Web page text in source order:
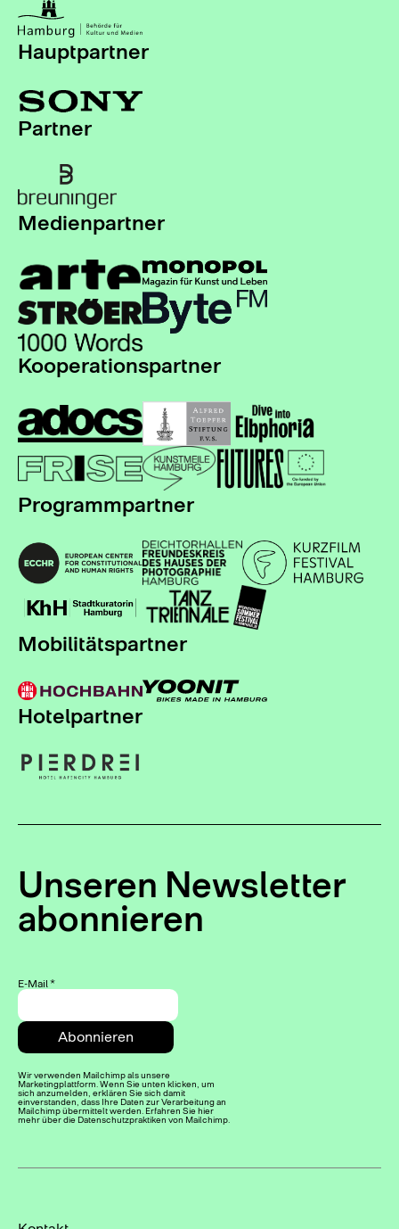
Hauptpartner
Partner
Medienpartner
Kooperationspartner
Programmpartner
Mobilitätspartner
Hotelpartner
Unseren Newsletter
abonnieren
E-Mail*
Wir verwenden Mailchimp als unsere
Marketingplattform. Wenn Sie unten klicken, um
sich anzumelden, erklären Sie sich damit
einverstanden, dass Ihre Daten zur Verarbeitung an
Mailchimp übermittelt werden. Erfahren Sie hier
mehr über die Datenschutzpraktiken von Mailchimp.